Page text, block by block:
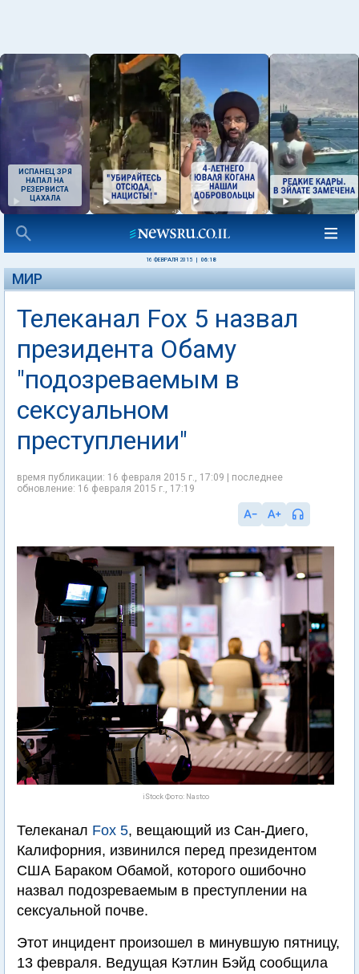
ИСПАНЕЦ ЗРЯ
НАПАЛ НА
РЕЗЕРВИСТА
ЦАХАЛА
16 ФЕВРАЛЯ 2015 06:18
МИР
Телеканал Fox 5 назвал
президента Обаму
"подозреваемым в
сексуальном
преступлении"
время публикации: 16 февраля 2015 г., 17:09 | последнее
обновление: 16 февраля 2015 г., 17:19
iStock Фото: Nastco
Телеканал Fox 5, вещающий из Сан-Диего,
Калифорния, извинился перед президентом
США Бараком Обамой, которого ошибочно
назвал подозреваемым в преступлении на
сексуальной почве.
Этот инцидент произошел в минувшую пятницу,
13 февраля. Ведущая Кэтлин Бэйд сообщила